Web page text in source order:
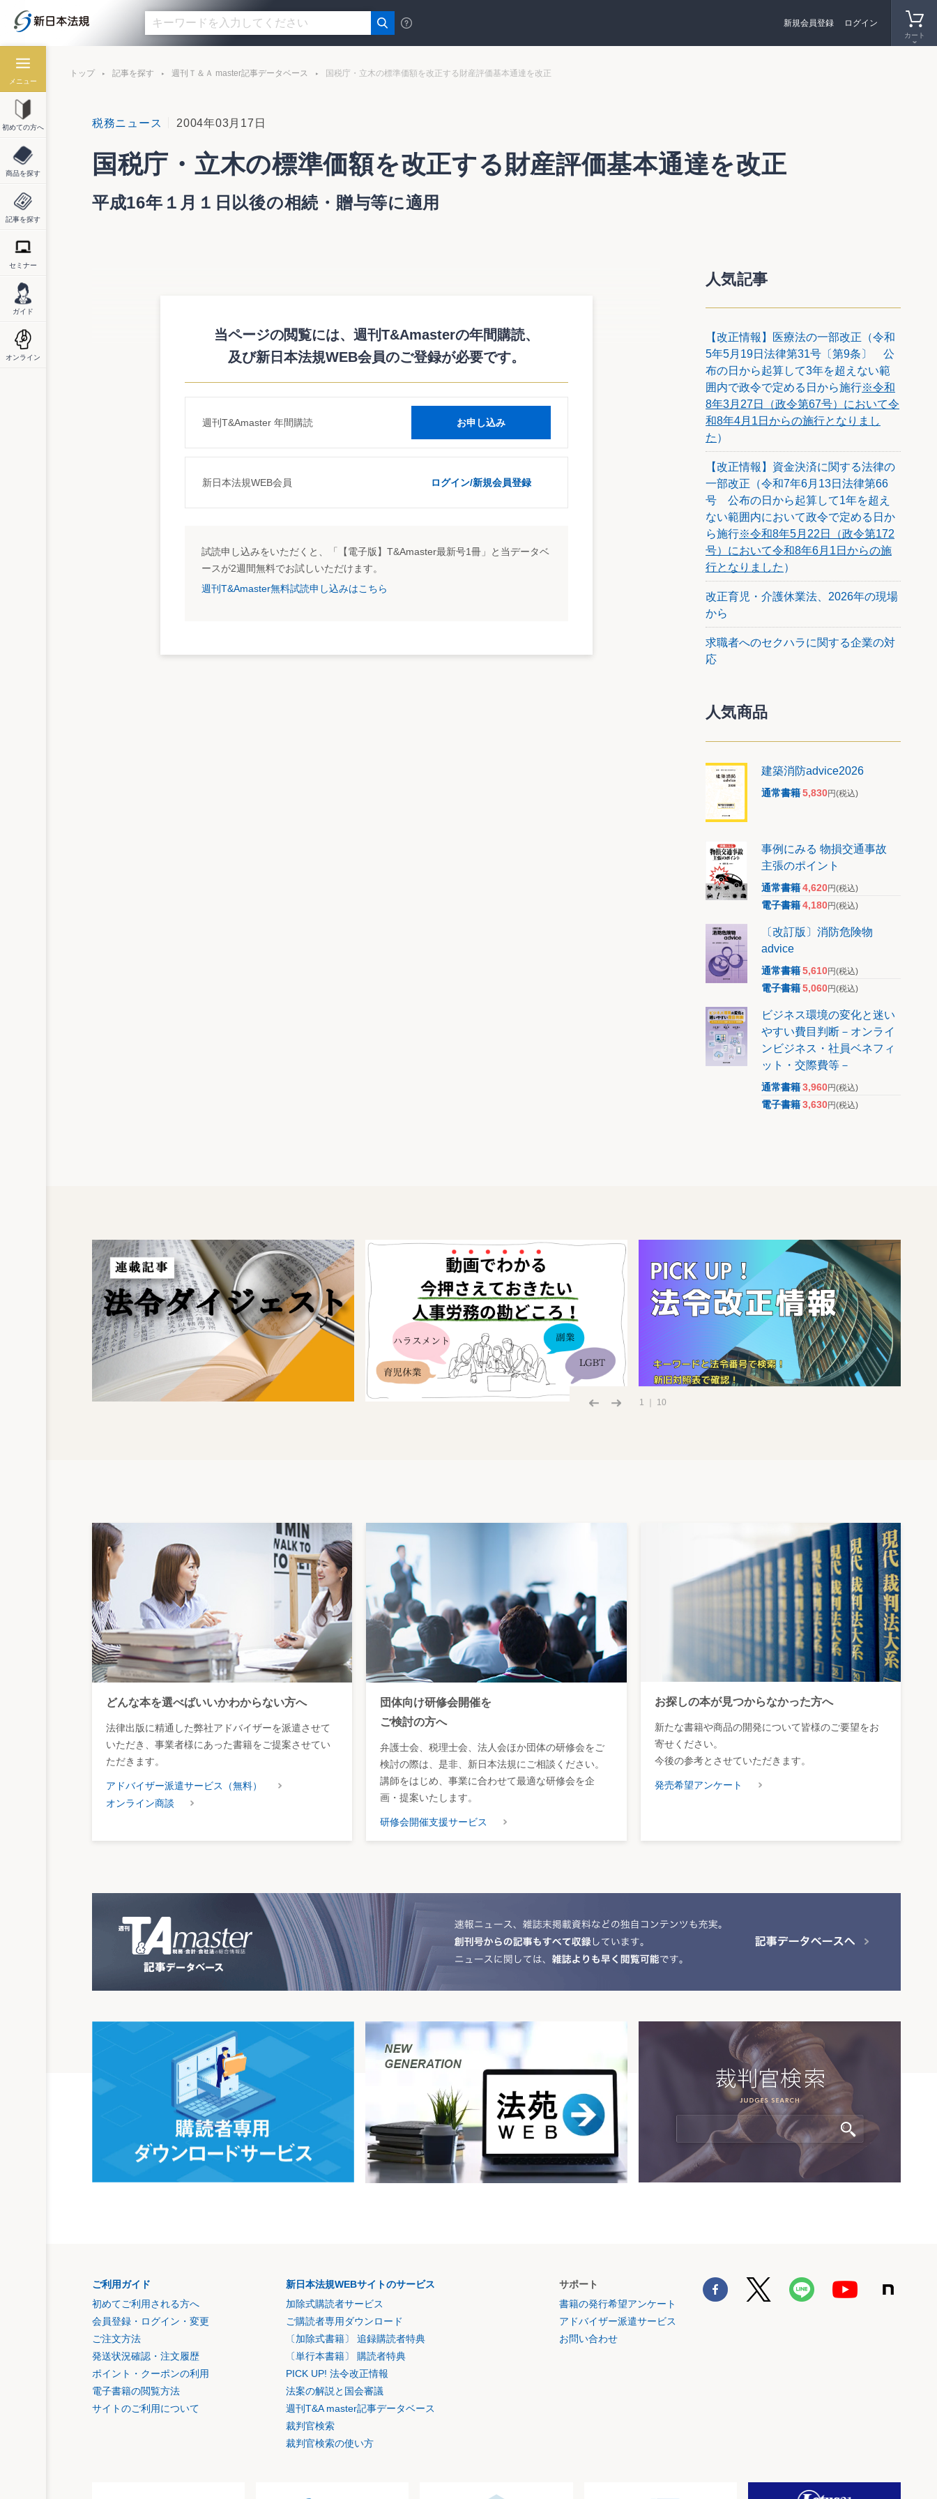
カート
新規会員登録 ログイン
メニュー
初めての方へ
商品を探す
記事を探す
セミナー
ガイド
オンライン
トップ 記事を探す 週刊Ｔ＆Ａ master記事データベース 国税庁・立木の標準価額を改正する財産評価基本通達を改正
税務ニュース 2004年03月17日
国税庁・立木の標準価額を改正する財産評価基本通達を改正
平成16年１月１日以後の相続・贈与等に適用
例えば、樹齢１年以下の立木については、標準状態にある森林の立木の通常の費用現価の計算の70％相当額で
評価することになるが、この場合の費用現価の計算の基になる費用の額は苗木運搬費などの額から国及び地方公
http://www.nta.go.jp/category/tutatu/kobetu/zaisan/2329/pdf/01.pdf
当ページの閲覧には、週刊T&Amasterの年間購読、
及び新日本法規WEB会員のご登録が必要です。
週刊T&Amaster 年間購読 お申し込み
新日本法規WEB会員 ログイン/新規会員登録
試読申し込みをいただくと、「【電子版】T&Amaster最新号1冊」と当データベ
ースが2週間無料でお試しいただけます。
週刊T&Amaster無料試読申し込みはこちら
人気記事
【改正情報】医療法の一部改正（令和
5年5月19日法律第31号〔第9条〕 公
布の日から起算して3年を超えない範
囲内で政令で定める日から施行※令和
8年3月27日（政令第67号）において令
和8年4月1日からの施行となりまし
た ）
【改正情報】資金決済に関する法律の
一部改正（令和7年6月13日法律第66
号 公布の日から起算して1年を超え
ない範囲内において政令で定める日か
ら施行※令和8年5月22日（政令第172
号）において令和8年6月1日からの施
行となりました ）
改正育児・介護休業法、2026年の現場
から
求職者へのセクハラに関する企業の対
応
人気商品
建築消防advice2026
通常書籍5,830円(税込)
事例にみる 物損交通事故
主張のポイント
通常書籍4,620円(税込)
電子書籍4,180円(税込)
〔改訂版〕消防危険物
advice
通常書籍5,610円(税込)
電子書籍5,060円(税込)
ビジネス環境の変化と迷い
やすい費目判断－オンライ
ンビジネス・社員ベネフィ
ット・交際費等－
通常書籍3,960円(税込)
電子書籍3,630円(税込)
1 ｜ 10
どんな本を選べばいいかわからない方へ
法律出版に精通した弊社アドバイザーを派遣させて
いただき、事業者様にあった書籍をご提案させてい
ただきます。
アドバイザー派遣サービス（無料）
オンライン商談
団体向け研修会開催を
ご検討の方へ
弁護士会、税理士会、法人会ほか団体の研修会をご
検討の際は、是非、新日本法規にご相談ください。
講師をはじめ、事業に合わせて最適な研修会を企
画・提案いたします。
研修会開催支援サービス
お探しの本が見つからなかった方へ
新たな書籍や商品の開発について皆様のご要望をお
寄せください。
今後の参考とさせていただきます。
発売希望アンケート
ご利用ガイド
初めてご利用される方へ
会員登録・ログイン・変更
ご注文方法
発送状況確認・注文履歴
ポイント・クーポンの利用
電子書籍の閲覧方法
サイトのご利用について
新日本法規WEBサイトのサービス
加除式購読者サービス
ご購読者専用ダウンロード
〔加除式書籍〕 追録購読者特典
〔単行本書籍〕 購読者特典
PICK UP! 法令改正情報
法案の解説と国会審議
週刊T&A master記事データベース
裁判官検索
裁判官検索の使い方
サポート
書籍の発行希望アンケート
アドバイザー派遣サービス
お問い合わせ